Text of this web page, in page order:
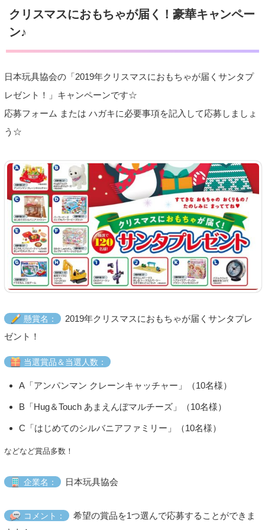
クリスマスにおもちゃが届く！豪華キャンペー
ン♪
日本玩具協会の「2019年クリスマスにおもちゃが届くサンタプ
レゼント！」キャンペーンです☆
応募フォーム または ハガキに必要事項を記入して応募しましょ
う☆
懸賞名：
2019年クリスマスにおもちゃが届くサンタプレ
ゼント！
当選賞品＆当選人数：
A「アンパンマン クレーンキャッチャー」（10名様）
B「Hug＆Touch あまえんぼマルチーズ」（10名様）
C「はじめてのシルバニアファミリー」（10名様）
などなど賞品多数！
企業名： 日本玩具協会
コメント：
希望の賞品を1つ選んで応募することができま